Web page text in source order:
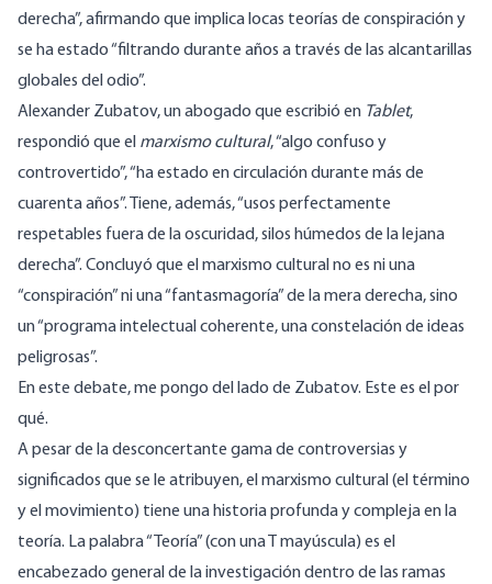
derecha”, afirmando que implica locas teorías de conspiración y
se ha estado “filtrando durante años a través de las alcantarillas
globales del odio”.
Alexander Zubatov, un abogado que escribió en Tablet,
respondió que el marxismo cultural, “algo confuso y
controvertido”, “ha estado en circulación durante más de
cuarenta años”. Tiene, además, “usos perfectamente
respetables fuera de la oscuridad, silos húmedos de la lejana
derecha”. Concluyó que el marxismo cultural no es ni una
“conspiración” ni una “fantasmagoría” de la mera derecha, sino
un “programa intelectual coherente, una constelación de ideas
peligrosas”.
En este debate, me pongo del lado de Zubatov. Este es el por
qué.
A pesar de la desconcertante gama de controversias y
significados que se le atribuyen, el marxismo cultural (el término
y el movimiento) tiene una historia profunda y compleja en la
teoría. La palabra “Teoría” (con una T mayúscula) es el
encabezado general de la investigación dentro de las ramas